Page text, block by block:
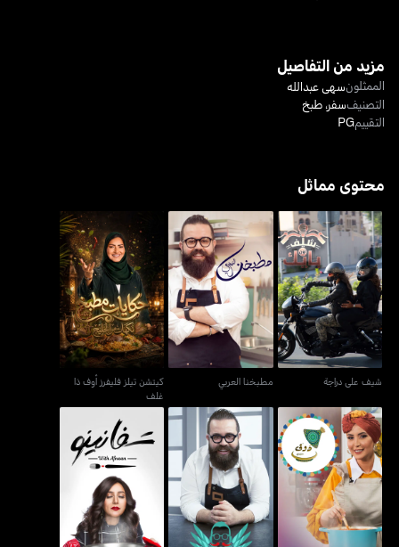
مزيد من التفاصيل
الممثلونسهى عبدالله
التصنيفسفر،طبخ
التقييمPG
محتوى مماثل
شيف على دراجة
شيف على دراجة
مطبخنا العربي
مطبخنا العربي
كيتشن تيلز فليفرز أوف ذا
غلف
كيتشن تيلز فليفرز أوف ذا
غلف
ذوق من يدّي شو بيحب الأورف تفانينو